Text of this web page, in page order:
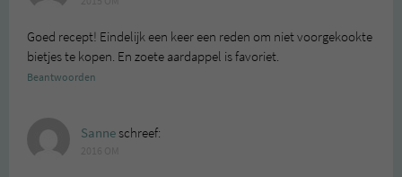
Goed recept! Eindelijk een keer een reden om niet voorgekookte
bietjes te kopen. En zoete aardappel is favoriet.
Beantwoorden
Sanneschreef: